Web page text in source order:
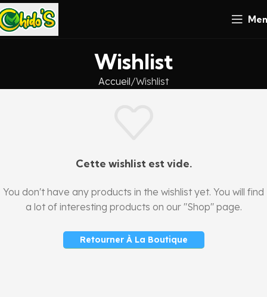
Wishlist
Accueil Wishlist
Cette wishlist est vide.
You don't have any products in the wishlist yet. You will find
a lot of interesting products on our "Shop" page.
Retourner À La Boutique